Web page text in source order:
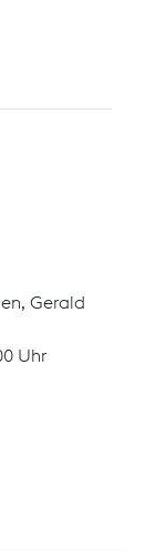
, Gerald
Uhr